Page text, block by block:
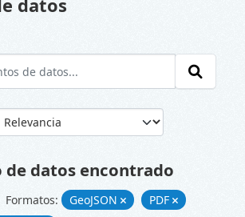
datos
de datos encontrado
Formatos: GeoJSON
PDF